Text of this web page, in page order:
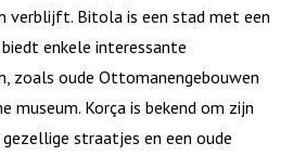
verblijft. Bitola is een stad met een
enkele interessante
zoals oude Ottomanengebouwen
museum. Korça is bekend om zijn
straatjes en een oude